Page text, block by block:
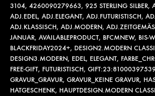
3104, 4260090279663, 925 STERLING SILBER,
ADJ.EDEL, ADJ.ELEGANT, ADJ.FUTURISTISCH,
ADJ.KLASSISCH, ADJ.MODERN, ADJ.ZEITGEMÄSS
JANUAR, AVAILABLEPRODUCT, BFCMNEW, BIS-
BLACKFRIDAY2024+, DESIGN2.MODERN
DESIGN3.MODERN, EDEL, ELEGANT,
FREE-GIFT, FUTURISTISCH,
GRAVUR_GRAVUR, GRAVUR_KEINE GRAVUR,
HATGESCHENK, HAUPTDESIGN.MODERN